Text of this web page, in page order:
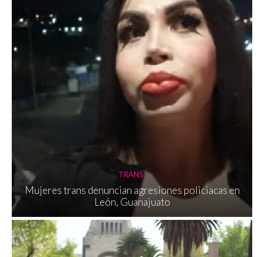
TRANS
Mujeres trans denuncian agresiones policiacas en
León, Guanajuato